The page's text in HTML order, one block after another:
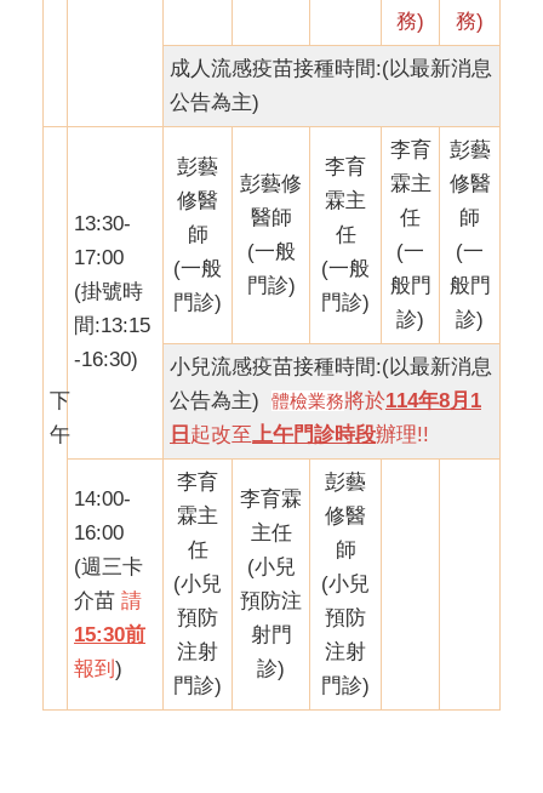
務)
務)
成人流感疫苗接種時間:(以最新消息
公告為主)
下
午
13:30-
17:00
(掛號時
間:13:15
-16:30)
彭藝
修醫
師
(一般
門診)
彭藝修
醫師
(一般
門診)
李育
霖主
任
(一般
門診)
李育
霖主
任
(一
般門
診)
彭藝
修醫
師
(一
般門
診)
小兒流感疫苗接種時間:(以最新消息
公告為主) 體檢業務將於114年8月1
日 起改至上午門診時段辦理!!
14:00-
16:00
(週三卡
介苗 請
15:30前
報到 )
李育
霖主
任
(小兒
預防
注射
門診)
李育霖
主任
(小兒
預防注
射門
診)
彭藝
修醫
師
(小兒
預防
注射
門診)